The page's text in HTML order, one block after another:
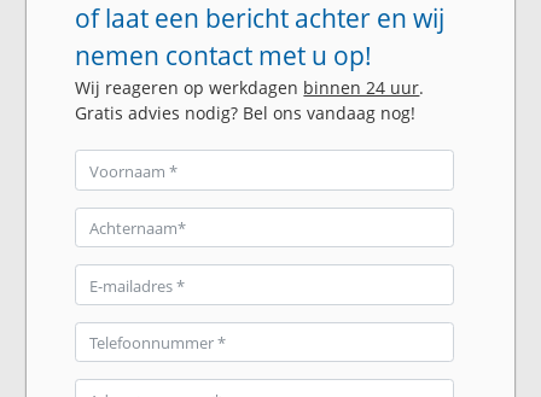
of laat een bericht achter en wij
nemen contact met u op!
Wij reageren op werkdagen binnen 24 uur.
Gratis advies nodig? Bel ons vandaag nog!